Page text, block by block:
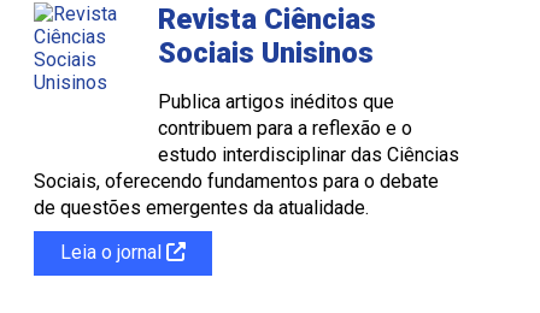
Revista Ciências
Sociais Unisinos
Publica artigos inéditos que
contribuem para a reflexão e o
estudo interdisciplinar das Ciências
Sociais, oferecendo fundamentos para o debate
de questões emergentes da atualidade.
Leia o jornal